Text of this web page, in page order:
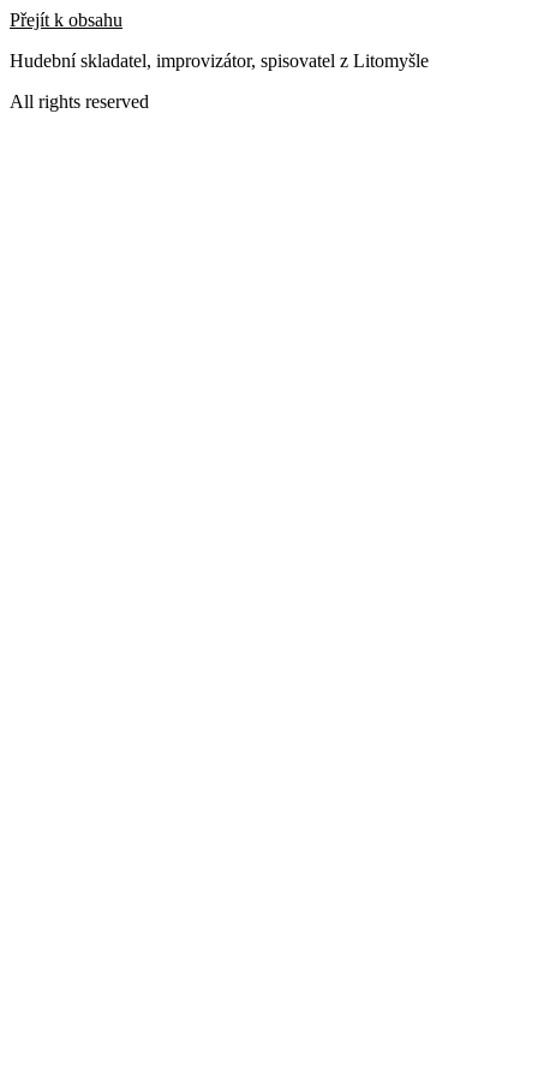
Přejít k obsahu
Hudební skladatel, improvizátor, spisovatel z Litomyšle
All rights reserved